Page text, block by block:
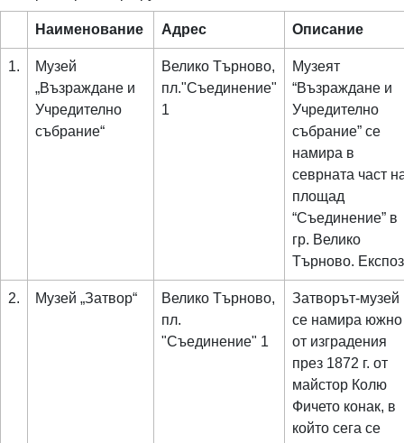
Наименование Адрес Описание
1.
Музей
„Възраждане и
Учредително
събрание“
Велико Търново,
пл."Съединение"
1
Музеят
“Възраждане и
Учредително
събрание” се
намира в
севрната част
площад
“Съединение” в
гр. Велико
Търново.
2. Музей „Затвор“
Велико Търново,
пл.
"Съединение" 1
Затворът-музей
се намира южно
от изградения
през 1872 г. от
майстор Колю
Фичето конак, в
който сега се